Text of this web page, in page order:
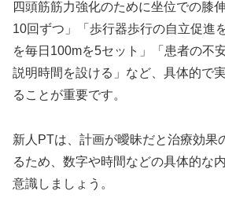
四頭筋筋力強化のために坐位での膝
10回ずつ」「歩行器歩行の自立促進
を毎日100mを5セット」「患者の不
説明時間を設ける」など、具体的で
ることが重要です。
新人PTは、計画が曖昧だと治療効果
るため、数字や時間などの具体的な
意識しましょう。